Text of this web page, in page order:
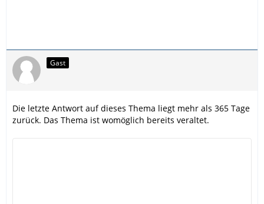
Gast
Die letzte Antwort auf dieses Thema liegt mehr als 365 Tage
zurück. Das Thema ist womöglich bereits veraltet.